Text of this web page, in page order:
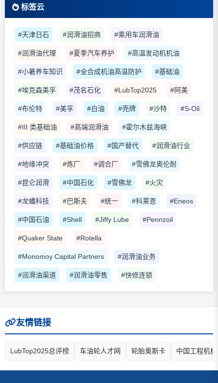
标签云
#天津日石 #润滑油招商 #乘用车润滑油
#润滑油代理 #夏季汽车养护 #高温发动机机油
#小暑养车知识 #全合成机油高温防护 #基础油
#埃克森美孚 #茂名石化 #LubTop2025 #阿美
#布伦特 #美孚 #白油 #壳牌 #沙特 #S-Oil
#III 类基础油 #高端润滑油 #霍尔木兹海峡
#供应链 #基础油价格 #国产替代 #润滑油行业
#地缘冲突 #炼厂 #调合厂 #雪佛龙奥伦耐
#昆仑润滑 #中国石化 #雪佛龙 #火灾
#龙蟠科技 #巴斯夫 #统一 #科莱恩 #Eneos
#中国石油 #Shell #Jiffy Lube #Pennzoil
#Quaker State #Rotella
#Monomoy Capital Partners #润滑油业务
#润滑油渠道 #润滑油零售 #快修连锁
友情链接
LubTop2025总评榜 车油轮人才网 轮胎奥斯卡 中国工程机